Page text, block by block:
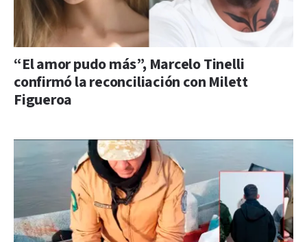
“El amor pudo más”, Marcelo Tinelli
confirmó la reconciliación con Milett
Figueroa